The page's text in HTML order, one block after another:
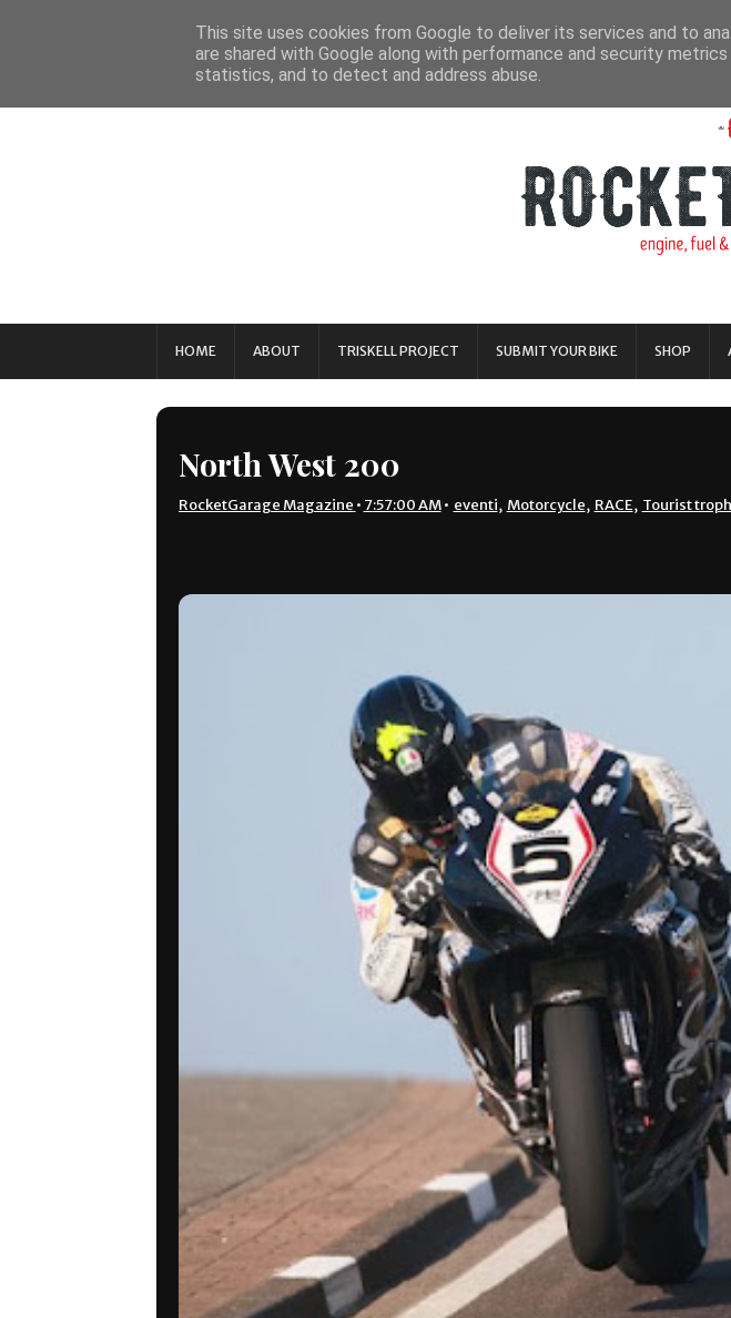
HOME ABOUT TRISKELL PROJECT SUBMIT YOUR BIKE SHOP
North West 200
RocketGarage Magazine • 7:57:00 AM • eventi, Motorcycle, RACE, Tourist
This site uses cookies from Google to deliver its services and to
are shared with Google along with performance and security
statistics, and to detect and address abuse.